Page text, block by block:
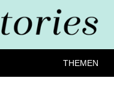
THEMEN